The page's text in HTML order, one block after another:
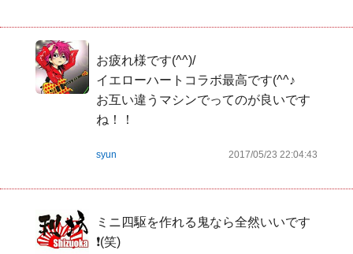
お疲れ様です(^^)/
イエローハートコラボ最高です(^^♪
お互い違うマシンでってのが良いです
ね！！
syun 2017/05/23 22:04:43
ミニ四駆を作れる鬼なら全然いいです
❗(笑)